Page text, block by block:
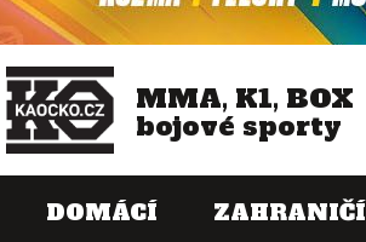
MMA, K1, BOX
bojové sporty
DOMÁCÍ ZAHRANIČÍ